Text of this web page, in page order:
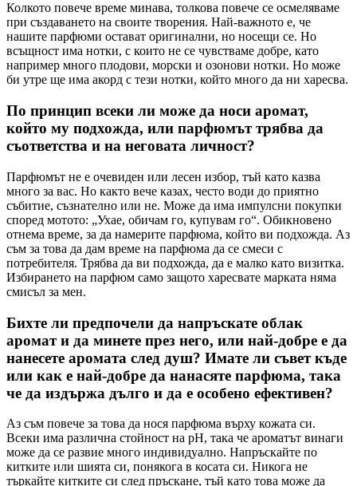
Колкото повече време минава, толкова повече се осмеляваме
при създаването на своите творения. Най-важното е, че
нашите парфюми остават оригинални, но носещи се. Но
всъщност има нотки, с които не се чувстваме добре, като
например много плодови, морски и озонови нотки. Но може
би утре ще има акорд с тези нотки, който много да ни харесва.
По принцип всеки ли може да носи аромат,
който му подхожда, или парфюмът трябва да
съответства и на неговата личност?
Парфюмът не е очевиден или лесен избор, тъй като казва
много за вас. Но както вече казах, често води до приятно
събитие, съзнателно или не. Може да има импулсни покупки
според мотото: „Ухае, обичам го, купувам го“. Обикновено
отнема време, за да намерите парфюма, който ви подхожда. Аз
съм за това да дам време на парфюма да се смеси с
потребителя. Трябва да ви подхожда, да е малко като визитка.
Избирането на парфюм само защото харесвате марката няма
смисъл за мен.
Бихте ли предпочели да напръскате облак
аромат и да минете през него, или най-добре е да
нанесете аромата след душ? Имате ли съвет къде
или как е най-добре да нанасяте парфюма, така
че да издържа дълго и да е особено ефективен?
Аз съм повече за това да нося парфюма върху кожата си.
Всеки има различна стойност на рН, така че ароматът винаги
може да се развие много индивидуално. Напръскайте по
китките или шията си, понякога в косата си. Никога не
търкайте китките си след пръскане, тъй като това може да